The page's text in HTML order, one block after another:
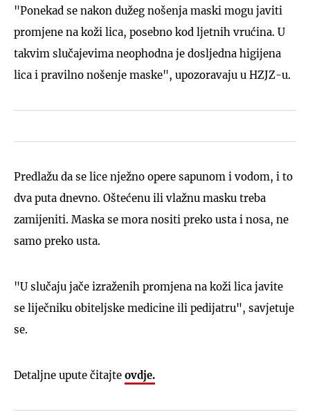
"Ponekad se nakon dužeg nošenja maski mogu javiti
promjene na koži lica, posebno kod ljetnih vrućina. U
takvim slučajevima neophodna je dosljedna higijena
lica i pravilno nošenje maske", upozoravaju u HZJZ-u.
Predlažu da se lice nježno opere sapunom i vodom, i to
dva puta dnevno. Oštećenu ili vlažnu masku treba
zamijeniti. Maska se mora nositi preko usta i nosa, ne
samo preko usta.
"U slučaju jače izraženih promjena na koži lica javite
se liječniku obiteljske medicine ili pedijatru", savjetuje
se.
Detaljne upute čitajte ovdje.